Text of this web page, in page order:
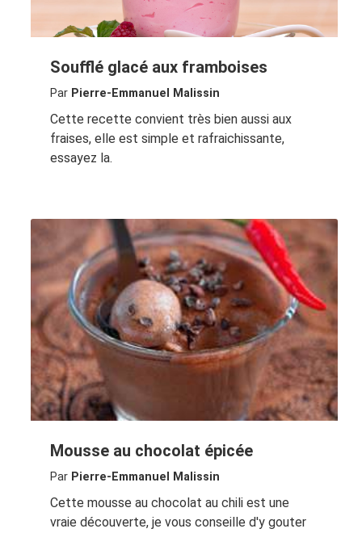
Soufflé glacé aux framboises
Par Pierre-Emmanuel Malissin
Cette recette convient très bien aussi aux
fraises, elle est simple et rafraichissante,
essayez la.
Mousse au chocolat épicée
Par Pierre-Emmanuel Malissin
Cette mousse au chocolat au chili est une
vraie découverte, je vous conseille d'y gouter